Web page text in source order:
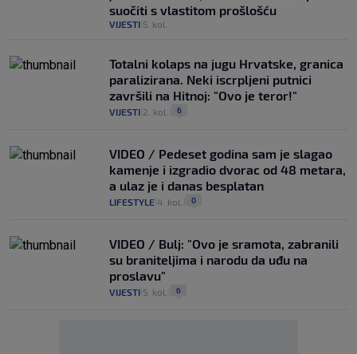
suočiti s vlastitom prošlošću
VIJESTI 5. kol.
Totalni kolaps na jugu Hrvatske, granica
paralizirana. Neki iscrpljeni putnici
završili na Hitnoj: "Ovo je teror!"
VIJESTI 2. kol. 6
VIDEO / Pedeset godina sam je slagao
kamenje i izgradio dvorac od 48 metara,
a ulaz je i danas besplatan
LIFESTYLE 4. kol. 0
VIDEO / Bulj: "Ovo je sramota, zabranili
su braniteljima i narodu da uđu na
proslavu"
VIJESTI 5. kol. 6